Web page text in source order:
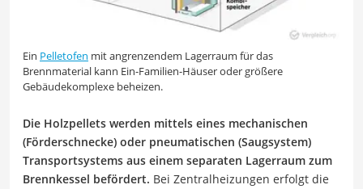
Ein Pelletofen mit angrenzendem Lagerraum für das
Brennmaterial kann Ein-Familien-Häuser oder größere
Gebäudekomplexe beheizen.
Die Holzpellets werden mittels eines mechanischen
(Förderschnecke) oder pneumatischen (Saugsystem)
Transportsystems aus einem separaten Lagerraum zum
Brennkessel befördert. Bei Zentralheizungen erfolgt die